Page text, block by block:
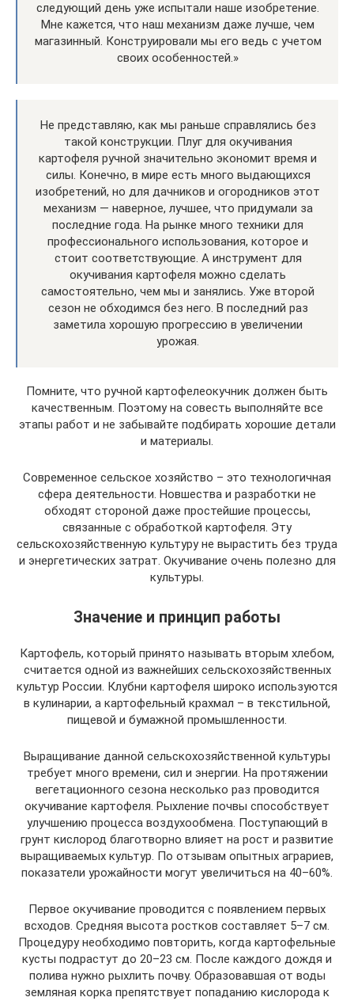
следующий день уже испытали наше изобретение.
Мне кажется, что наш механизм даже лучше, чем
магазинный. Конструировали мы его ведь с учетом
своих особенностей.»
Не представляю, как мы раньше справлялись без
такой конструкции. Плуг для окучивания
картофеля ручной значительно экономит время и
силы. Конечно, в мире есть много выдающихся
изобретений, но для дачников и огородников этот
механизм — наверное, лучшее, что придумали за
последние года. На рынке много техники для
профессионального использования, которое и
стоит соответствующие. А инструмент для
окучивания картофеля можно сделать
самостоятельно, чем мы и занялись. Уже второй
сезон не обходимся без него. В последний раз
заметила хорошую прогрессию в увеличении
урожая.
Помните, что ручной картофелеокучник должен быть
качественным. Поэтому на совесть выполняйте все
этапы работ и не забывайте подбирать хорошие детали
и материалы.
Современное сельское хозяйство – это технологичная
сфера деятельности. Новшества и разработки не
обходят стороной даже простейшие процессы,
связанные с обработкой картофеля. Эту
сельскохозяйственную культуру не вырастить без труда
и энергетических затрат. Окучивание очень полезно для
культуры.
Значение и принцип работы
Картофель, который принято называть вторым хлебом,
считается одной из важнейших сельскохозяйственных
культур России. Клубни картофеля широко используются
в кулинарии, а картофельный крахмал – в текстильной,
пищевой и бумажной промышленности.
Выращивание данной сельскохозяйственной культуры
требует много времени, сил и энергии. На протяжении
вегетационного сезона несколько раз проводится
окучивание картофеля. Рыхление почвы способствует
улучшению процесса воздухообмена. Поступающий в
грунт кислород благотворно влияет на рост и развитие
выращиваемых культур. По отзывам опытных аграриев,
показатели урожайности могут увеличиться на 40–60%.
Первое окучивание проводится с появлением первых
всходов. Средняя высота ростков составляет 5–7 см.
Процедуру необходимо повторить, когда картофельные
кусты подрастут до 20–23 см. После каждого дождя и
полива нужно рыхлить почву. Образовавшая от воды
земляная корка препятствует попаданию кислорода к